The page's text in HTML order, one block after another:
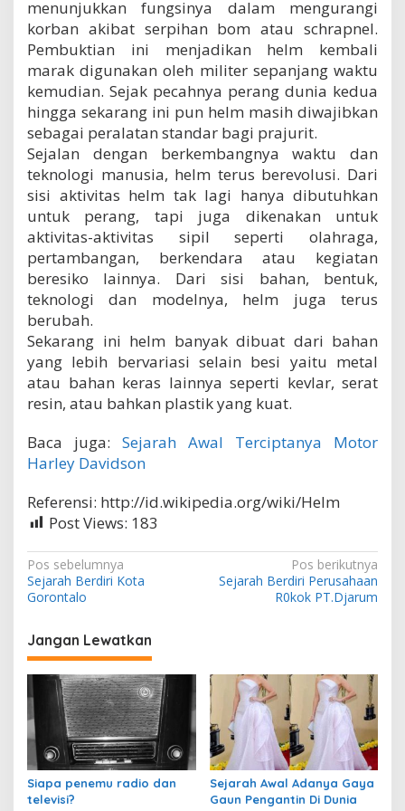
menunjukkan fungsinya dalam mengurangi
korban akibat serpihan bom atau schrapnel.
Pembuktian ini menjadikan helm kembali
marak digunakan oleh militer sepanjang waktu
kemudian. Sejak pecahnya perang dunia kedua
hingga sekarang ini pun helm masih diwajibkan
sebagai peralatan standar bagi prajurit.
Sejalan dengan berkembangnya waktu dan
teknologi manusia, helm terus berevolusi. Dari
sisi aktivitas helm tak lagi hanya dibutuhkan
untuk perang, tapi juga dikenakan untuk
aktivitas-aktivitas sipil seperti olahraga,
pertambangan, berkendara atau kegiatan
beresiko lainnya. Dari sisi bahan, bentuk,
teknologi dan modelnya, helm juga terus
berubah.
Sekarang ini helm banyak dibuat dari bahan
yang lebih bervariasi selain besi yaitu metal
atau bahan keras lainnya seperti kevlar, serat
resin, atau bahkan plastik yang kuat.
Baca juga: Sejarah Awal Terciptanya Motor
Harley Davidson
Referensi: http://id.wikipedia.org/wiki/Helm
Post Views: 183
N
a
i
g
a
s
i
p
o
Pos sebelumnya
Sejarah Berdiri Kota
Gorontalo
Pos berikutnya
Sejarah Berdiri Perusahaan
R0kok PT.Djarum
Jangan Lewatkan
Siapa penemu radio dan
televisi?
Sejarah Awal Adanya Gaya
Gaun Pengantin Di Dunia